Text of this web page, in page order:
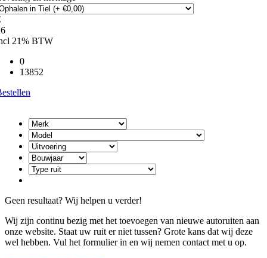
21% BTW
0
13852
Geen resultaat? Wij helpen u verder!
Wij zijn continu bezig met het toevoegen van nieuwe autoruiten aan
onze website. Staat uw ruit er niet tussen? Grote kans dat wij deze
wel hebben. Vul het formulier in en wij nemen contact met u op.